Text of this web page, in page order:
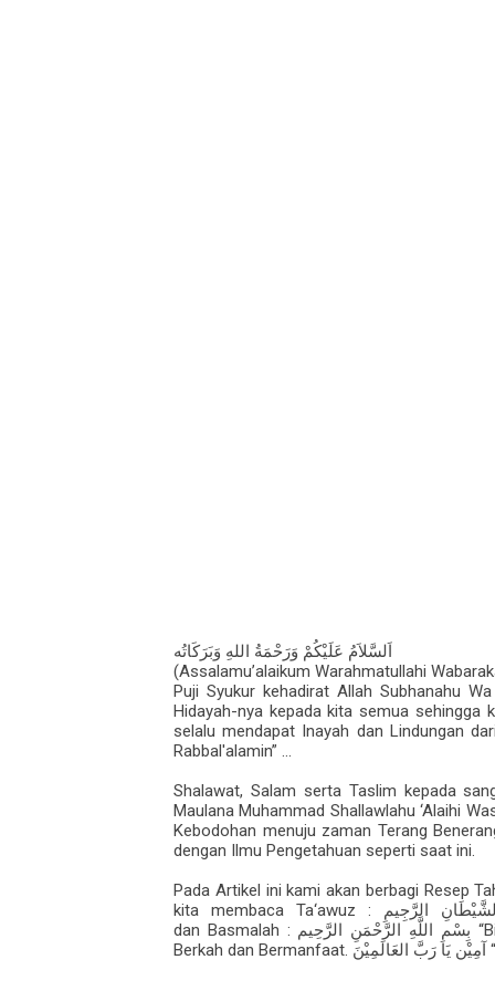
اَلسَّلاَمُ عَلَيْكُمْ وَرَحْمَةُ اللهِ وَبَرَكَاتُه
(Assalamu’alaikum Warahmatullahi
Puji Syukur kehadirat Allah Subhanahu
Hidayah-nya kepada kita semua
selalu mendapat Inayah dan Lindungan
Rabbal'alamin” ...
Shalawat, Salam serta Taslim kepada
Maulana Muhammad Shallawlahu ‘Alaihi
Kebodohan menuju zaman Terang
dengan Ilmu Pengetahuan seperti saat ini.
Pada Artikel ini kami akan berbagi Resep
kita membaca Ta‘awuz :
الرَّجِيمِ
dan Basmalah : بِسْمِ اللَّهِ الرَّحْمَنِ الرَّحِيم
Berkah dan Bermanfaat. آمِيْن يَا رَبَّ العَالَمِيْنَ